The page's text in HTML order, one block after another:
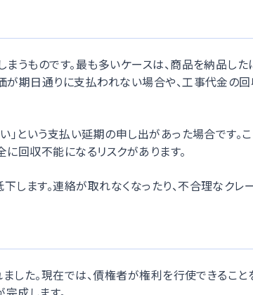
うものです。最も多いケースは、商品を納品し
期日通りに支払われない場合や、工事代金の
という支払い延期の申し出があった場合です。
回収不能になるリスクがあります。
ます。連絡が取れなくなったり、不合理なクレ
た。現在では、債権者が権利を行使できること